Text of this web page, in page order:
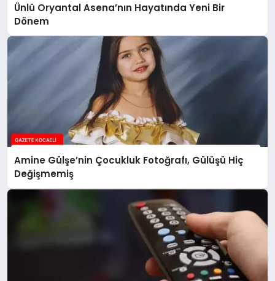
Ünlü Oryantal Asena’nın Hayatında Yeni Bir
Dönem
Amine Gülşe’nin Çocukluk Fotoğrafı, Gülüşü Hiç
Değişmemiş